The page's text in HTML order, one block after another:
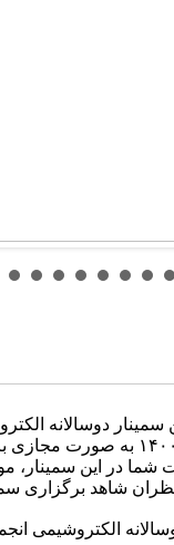
دوسالانه
نخستین موسسه آموزش عالی مدرن
در این سمینار،
شاهد برگزاری
الکتروشیمی